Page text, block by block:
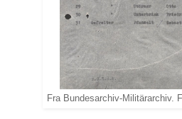
Fra Bundesarchiv-Militärarchiv.